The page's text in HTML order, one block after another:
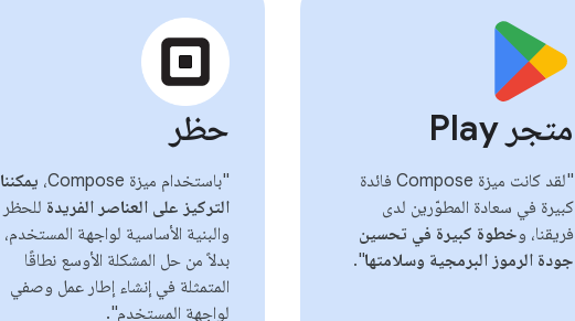
متجر Play
"لقد كانت ميزة Compose فائدة
كبيرة في سعادة المطوّرين لدى
فريقنا، وخطوة كبيرة في تحسين
جودة الرموز البرمجية وسلامتها".
حظر
"باستخدام ميزة Compose،
يمكننا
التركيز على العناصر الفريدة للحظر
والبنية الأساسية لواجهة المستخدم،
بدلاً من حل المشكلة الأوسع نطاقًا
المتمثلة في إنشاء إطار عمل وصفي
لواجهة المستخدم".